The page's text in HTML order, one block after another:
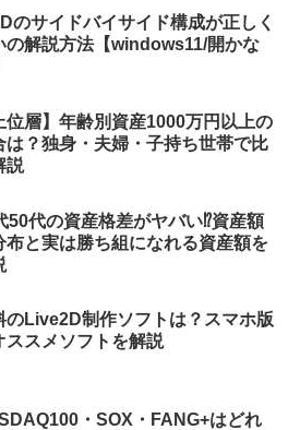
のサイドバイサイド構成が正しく
の解説方法【windows11/開かな
位層】年齢別資産1000万円以上の
は？独身・夫婦・子持ち世帯で比
説
50代の資産格差がヤバい⁉︎資産額
布と実は勝ち組になれる資産額を
のLive2D制作ソフトは？スマホ版
ススメソフトを解説
・SOX・FANG+はどれ